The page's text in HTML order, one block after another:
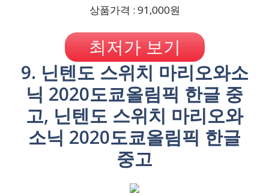
상품가격 : 91,000원
최저가 보기
9. 닌텐도 스위치 마리오와소
닉 2020도쿄올림픽 한글 중
고, 닌텐도 스위치 마리오와
소닉 2020도쿄올림픽 한글
중고